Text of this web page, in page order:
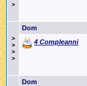
>
>
>
>
>
Dom
4 Compleanni
Dom